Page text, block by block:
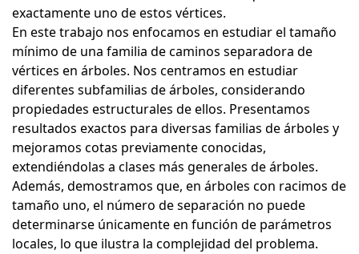
exactamente uno de estos vértices.
En este trabajo nos enfocamos en estudiar el tamaño
mínimo de una familia de caminos separadora de
vértices en árboles. Nos centramos en estudiar
diferentes subfamilias de árboles, considerando
propiedades estructurales de ellos. Presentamos
resultados exactos para diversas familias de árboles y
mejoramos cotas previamente conocidas,
extendiéndolas a clases más generales de árboles.
Además, demostramos que, en árboles con racimos de
tamaño uno, el número de separación no puede
determinarse únicamente en función de parámetros
locales, lo que ilustra la complejidad del problema.